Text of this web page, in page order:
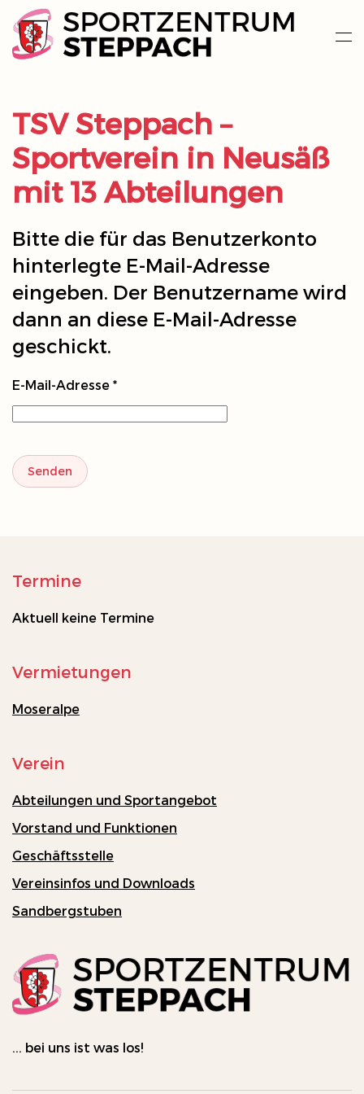
Zum Hauptinhalt springen
TSV Steppach –
Sportverein in Neusäß
mit 13 Abteilungen
Bitte die für das Benutzerkonto
hinterlegte E-Mail-Adresse
eingeben. Der Benutzername wird
dann an diese E-Mail-Adresse
geschickt.
E-Mail-Adresse *
Senden
Termine
Aktuell keine Termine
Vermietungen
Moseralpe
Verein
Abteilungen und Sportangebot
Vorstand und Funktionen
Geschäftsstelle
Vereinsinfos und Downloads
Sandbergstuben
... bei uns ist was los!